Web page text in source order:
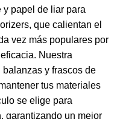
papel de liar para
que calientan el
vez más populares por
Nuestra
y frascos de
tus materiales
se elige para
garantizando un mejor